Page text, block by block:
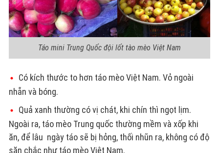
Táo mini Trung Quốc đội lốt tào mèo Việt Nam
Có kích thước to hơn táo mèo Việt Nam. Vỏ ngoài
nhẵn và bóng.
Quả xanh thường có vị chát, khi chín thì ngọt lịm.
Ngoài ra, táo mèo Trung quốc thường mềm và xốp khi
ăn, để lâu ngày táo sẽ bị hỏng, thối nhũn ra, không có độ
săn chắc như táo mèo Việt Nam.